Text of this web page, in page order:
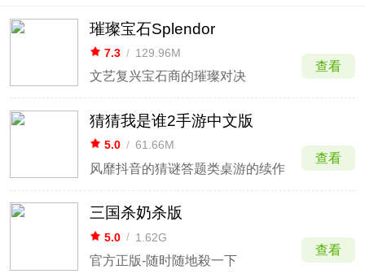
璀璨宝石Splendor
7.3 / 129.96M
文艺复兴宝石商的璀璨对决
查看
猜猜我是谁2手游中文版
5.0 / 61.66M
风靡抖音的猜谜答题类桌游的续作
查看
三国杀奶杀版
5.0 / 1.62G
官方正版-随时随地殺一下
查看